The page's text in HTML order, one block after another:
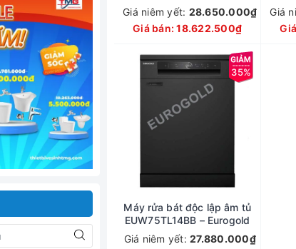
Giá niêm yết: 28.650.000₫
Giá bán:18.622.500₫
Giá
35%
Máy rửa bát độc lập âm tủ
EUW75TL14BB – Eurogold
Giá niêm yết: 27.880.000₫